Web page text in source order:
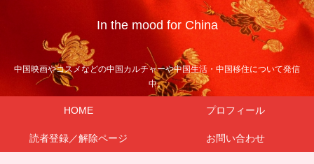
In the mood for China
中国映画やコスメなどの中国カルチャーや中国生活・中国移住について発信
中。
HOME プロフィール
読者登録／解除ページ お問い合わせ